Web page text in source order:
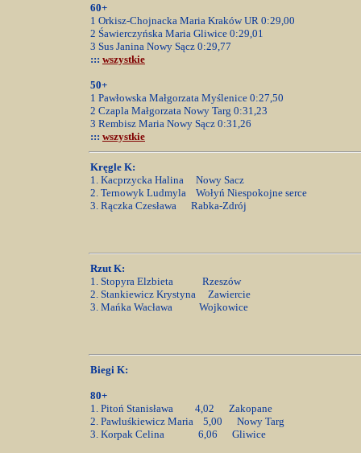
60+
1 Orkisz-Chojnacka Maria Kraków UR 0:29,00
2 Śawierczyńska Maria Gliwice 0:29,01
3 Sus Janina Nowy Sącz 0:29,77
::: wszystkie
50+
1 Pawłowska Małgorzata Myślenice 0:27,50
2 Czapla Małgorzata Nowy Targ 0:31,23
3 Rembisz Maria Nowy Sącz 0:31,26
::: wszystkie
Kręgle K:
1. Kacprzycka Halina Nowy Sacz
2. Ternowyk Ludmyla Wołyń Niespokojne serce
3. Rączka Czesława Rabka-Zdrój
Rzut K:
1. Stopyra Elzbieta Rzeszów
2. Stankiewicz Krystyna Zawiercie
3. Mańka Wacława Wojkowice
Biegi K:
80+
1. Pitoń Stanisława 4,02 Zakopane
2. Pawluśkiewicz Maria 5,00 Nowy Targ
3. Korpak Celina 6,06 Gliwice